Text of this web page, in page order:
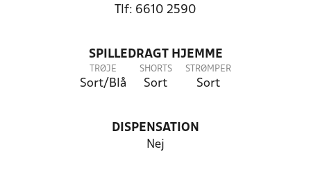
Tlf: 6610 2590
SPILLEDRAGT HJEMME
TRØJE
Sort/Blå
SHORTS
Sort
STRØMPER
Sort
DISPENSATION
Nej